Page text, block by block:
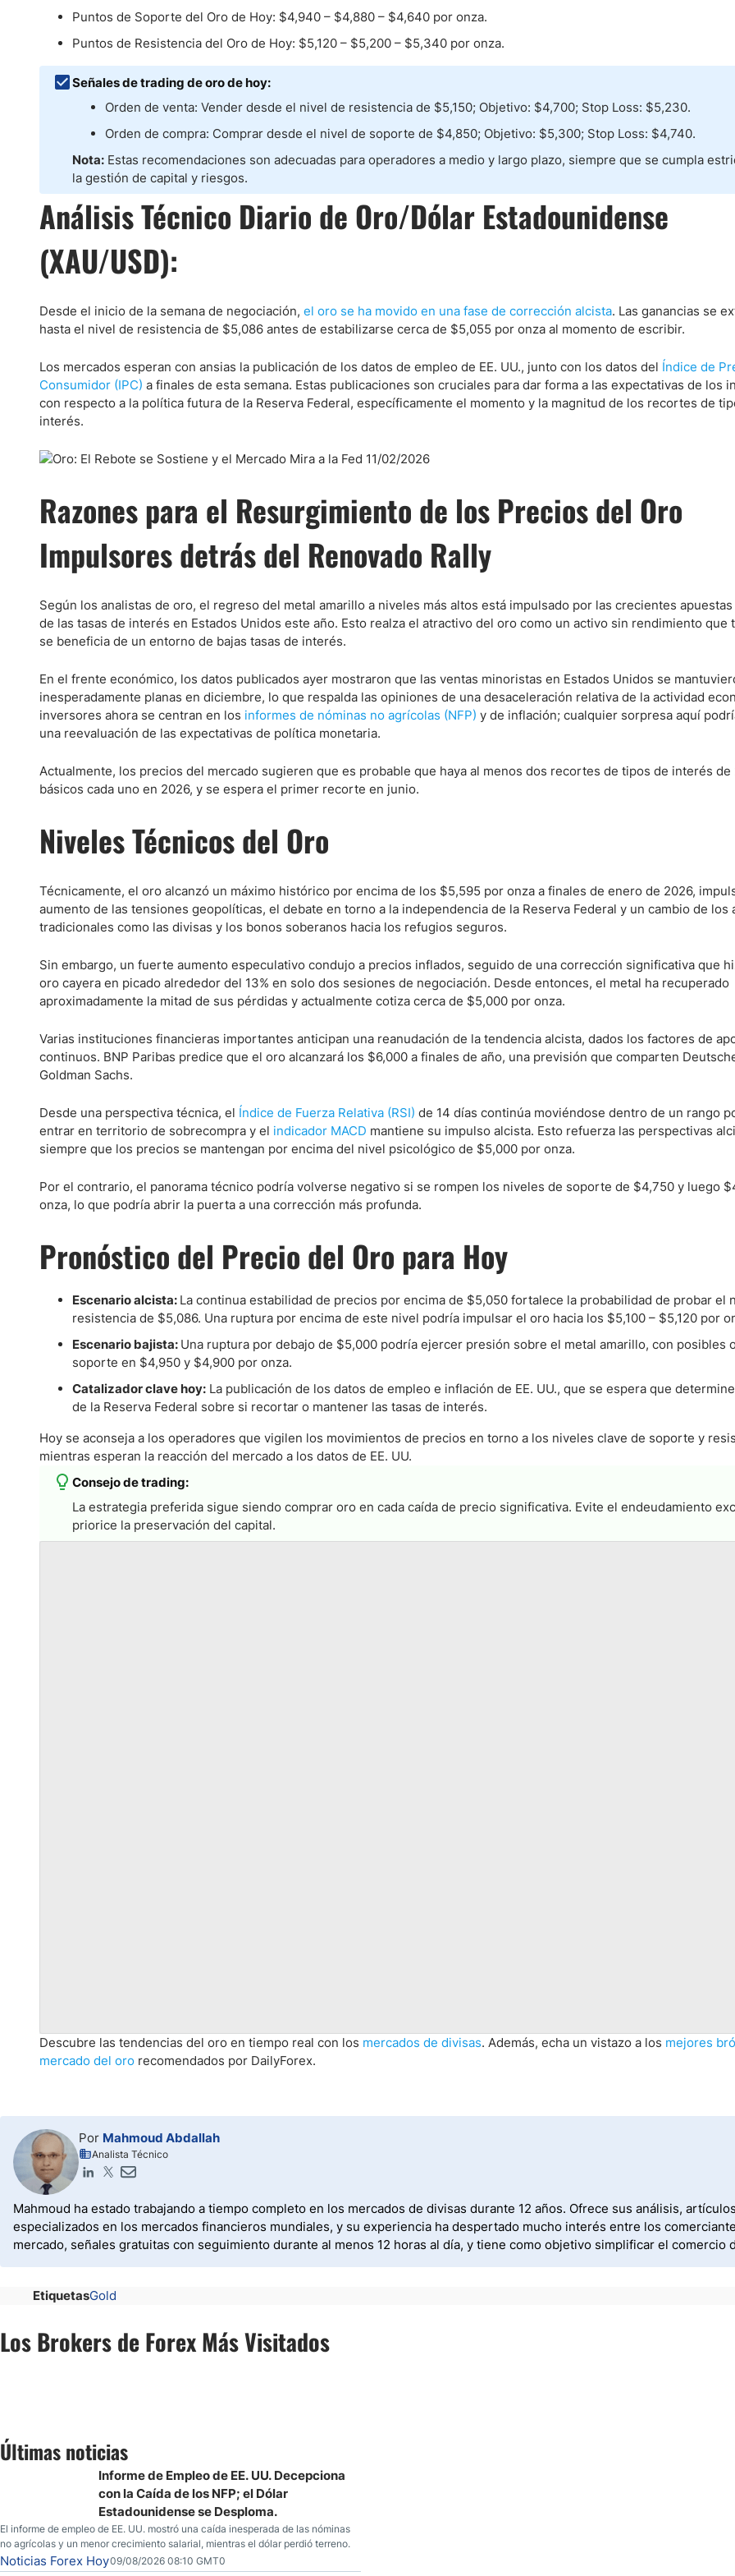
Paraguay
Peru
Panama
Latinoamérica
Estados Unidos
Nasdaq 100
S&P 500
IBEX 35
Todos los índices
Acciones
Puntos de Soporte del Oro de Hoy: $4,940 – $4,880 – $4,640 por onza.
Puntos de Resistencia del Oro de Hoy: $5,120 – $5,200 – $5,340 por onza.
Señales de trading de oro de hoy:
Orden de venta: Vender desde el nivel de resistencia de $5,150; Objetivo: $4,700; Stop Loss: $5,230.
Orden de compra: Comprar desde el nivel de soporte de $4,850; Objetivo: $5,300; Stop Loss: $4,740.
Nota: Estas recomendaciones son adecuadas para operadores a medio y largo plazo, siempre que se cumpla
la gestión de capital y riesgos.
Análisis Técnico Diario de Oro/Dólar Estadounidense
(XAU/USD):
Desde el inicio de la semana de negociación, el oro se ha movido en una fase de corrección alcista. Las ganancias se
hasta el nivel de resistencia de $5,086 antes de estabilizarse cerca de $5,055 por onza al momento de escribir.
Los mercados esperan con ansias la publicación de los datos de empleo de EE. UU., junto con los datos del Índice de
Consumidor (IPC) a finales de esta semana. Estas publicaciones son cruciales para dar forma a las expectativas de los
con respecto a la política futura de la Reserva Federal, específicamente el momento y la magnitud de los recortes de
interés.
Razones para el Resurgimiento de los Precios del Oro
Impulsores detrás del Renovado Rally
Según los analistas de oro, el regreso del metal amarillo a niveles más altos está impulsado por las crecientes
de las tasas de interés en Estados Unidos este año. Esto realza el atractivo del oro como un activo sin rendimiento que
se beneficia de un entorno de bajas tasas de interés.
En el frente económico, los datos publicados ayer mostraron que las ventas minoristas en Estados Unidos se
inesperadamente planas en diciembre, lo que respalda las opiniones de una desaceleración relativa de la actividad
inversores ahora se centran en los informes de nóminas no agrícolas (NFP) y de inflación; cualquier sorpresa aquí
una reevaluación de las expectativas de política monetaria.
Actualmente, los precios del mercado sugieren que es probable que haya al menos dos recortes de tipos de interés de
básicos cada uno en 2026, y se espera el primer recorte en junio.
Niveles Técnicos del Oro
Técnicamente, el oro alcanzó un máximo histórico por encima de los $5,595 por onza a finales de enero de 2026,
aumento de las tensiones geopolíticas, el debate en torno a la independencia de la Reserva Federal y un cambio de los
tradicionales como las divisas y los bonos soberanos hacia los refugios seguros.
Sin embargo, un fuerte aumento especulativo condujo a precios inflados, seguido de una corrección significativa que
oro cayera en picado alrededor del 13% en solo dos sesiones de negociación. Desde entonces, el metal ha recuperado
aproximadamente la mitad de sus pérdidas y actualmente cotiza cerca de $5,000 por onza.
Varias instituciones financieras importantes anticipan una reanudación de la tendencia alcista, dados los factores de
continuos. BNP Paribas predice que el oro alcanzará los $6,000 a finales de año, una previsión que comparten
Goldman Sachs.
Desde una perspectiva técnica, el Índice de Fuerza Relativa (RSI) de 14 días continúa moviéndose dentro de un rango
entrar en territorio de sobrecompra y el indicador MACD mantiene su impulso alcista. Esto refuerza las perspectivas
siempre que los precios se mantengan por encima del nivel psicológico de $5,000 por onza.
Por el contrario, el panorama técnico podría volverse negativo si se rompen los niveles de soporte de $4,750 y luego
onza, lo que podría abrir la puerta a una corrección más profunda.
Pronóstico del Precio del Oro para Hoy
Escenario alcista: La continua estabilidad de precios por encima de $5,050 fortalece la probabilidad de probar el
resistencia de $5,086. Una ruptura por encima de este nivel podría impulsar el oro hacia los $5,100 – $5,120 por
Escenario bajista: Una ruptura por debajo de $5,000 podría ejercer presión sobre el metal amarillo, con posibles
soporte en $4,950 y $4,900 por onza.
Catalizador clave hoy: La publicación de los datos de empleo e inflación de EE. UU., que se espera que
de la Reserva Federal sobre si recortar o mantener las tasas de interés.
Hoy se aconseja a los operadores que vigilen los movimientos de precios en torno a los niveles clave de soporte y
mientras esperan la reacción del mercado a los datos de EE. UU.
Consejo de trading:
La estrategia preferida sigue siendo comprar oro en cada caída de precio significativa. Evite el endeudamiento
priorice la preservación del capital.
Descubre las tendencias del oro en tiempo real con los mercados de divisas. Además, echa un vistazo a los mejores
mercado del oro recomendados por DailyForex.
Por Mahmoud Abdallah
Analista Técnico
Mahmoud ha estado trabajando a tiempo completo en los mercados de divisas durante 12 años. Ofrece sus análisis,
especializados en los mercados financieros mundiales, y su experiencia ha despertado mucho interés entre los
mercado, señales gratuitas con seguimiento durante al menos 12 horas al día, y tiene como objetivo simplificar el
EtiquetasGold
Los Brokers de Forex Más Visitados
Últimas noticias
Informe de Empleo de EE. UU. Decepciona
con la Caída de los NFP; el Dólar
Estadounidense se Desploma.
El informe de empleo de EE. UU. mostró una caída inesperada de las nóminas
no agrícolas y un menor crecimiento salarial, mientras el dólar perdió terreno.
Noticias Forex Hoy09/08/2026 08:10 GMT0